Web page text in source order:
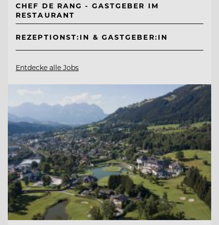
CHEF DE RANG - GASTGEBER IM
RESTAURANT
REZEPTIONST:IN & GASTGEBER:IN
Entdecke alle Jobs